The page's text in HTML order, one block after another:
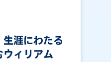
涯にわたる
ィリアム